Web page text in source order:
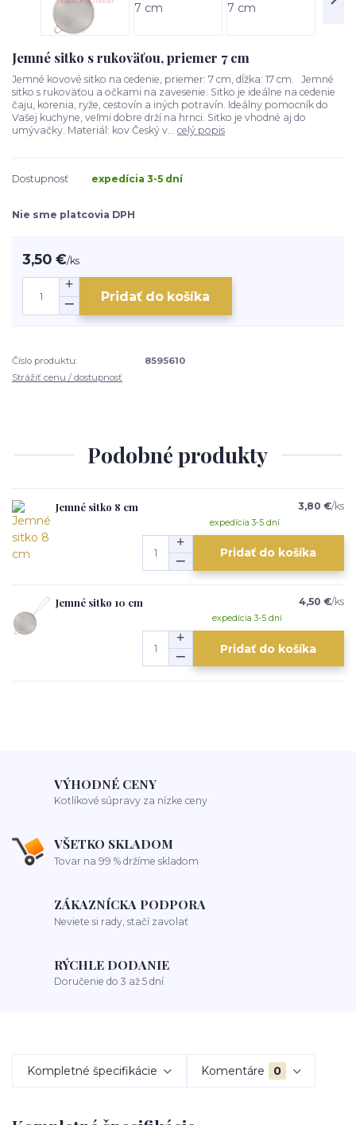
Jemné sitko s rukoväťou, priemer 7 cm
Jemné kovové sitko na cedenie, priemer: 7 cm, dĺžka: 17 cm. Jemné
sitko s rukoväťou a očkami na zavesenie. Sitko je ideálne na cedenie
čaju, korenia, ryže, cestovín a iných potravín. Ideálny pomocník do
Vašej kuchyne, veľmi dobre drží na hrnci. Sitko je vhodné aj do
umývačky. Materiál: kov Český v... celý popis
Dostupnosť expedícia 3-5 dní
Nie sme platcovia DPH
3,50 €/ks
Pridať do košíka
Číslo produktu:
8595610
Strážiť cenu / dostupnosť
Podobné produkty
Jemné sitko 8 cm 3,80 €/ks
expedícia 3-5 dní
Pridať do košíka
Jemné sitko 10 cm 4,50 €/ks
expedícia 3-5 dní
Pridať do košíka
VÝHODNÉ CENY
Kotlíkové súpravy za nízke ceny
VŠETKO SKLADOM
Tovar na 99 % držíme skladom
ZÁKAZNÍCKA PODPORA
Neviete si rady, stačí zavolať
RÝCHLE DODANIE
Doručenie do 3 až 5 dní
Kompletné špecifikácie Komentáre 0